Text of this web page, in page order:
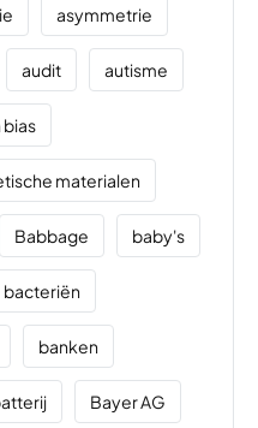
asymmetrie
audit autisme
materialen
Babbage baby's
bacteriën
banken
Bayer AG